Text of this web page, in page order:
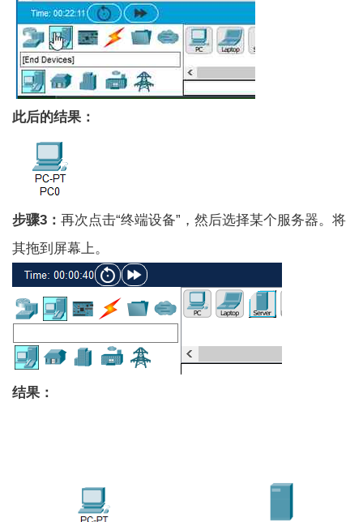
此后的结果：
步骤3：再次点击“终端设备”，然后选择某个服务器。将
其拖到屏幕上。
结果：